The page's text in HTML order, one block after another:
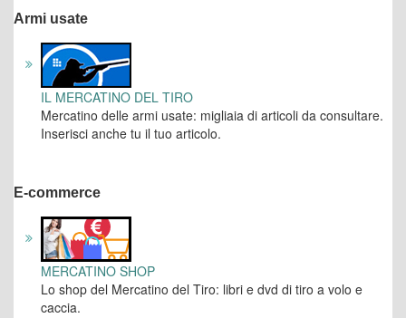
Armi usate
IL MERCATINO DEL TIRO
Mercatino delle armi usate: migliaia di articoli da consultare.
Inserisci anche tu il tuo articolo.
E-commerce
MERCATINO SHOP
Lo shop del Mercatino del Tiro: libri e dvd di tiro a volo e
caccia.